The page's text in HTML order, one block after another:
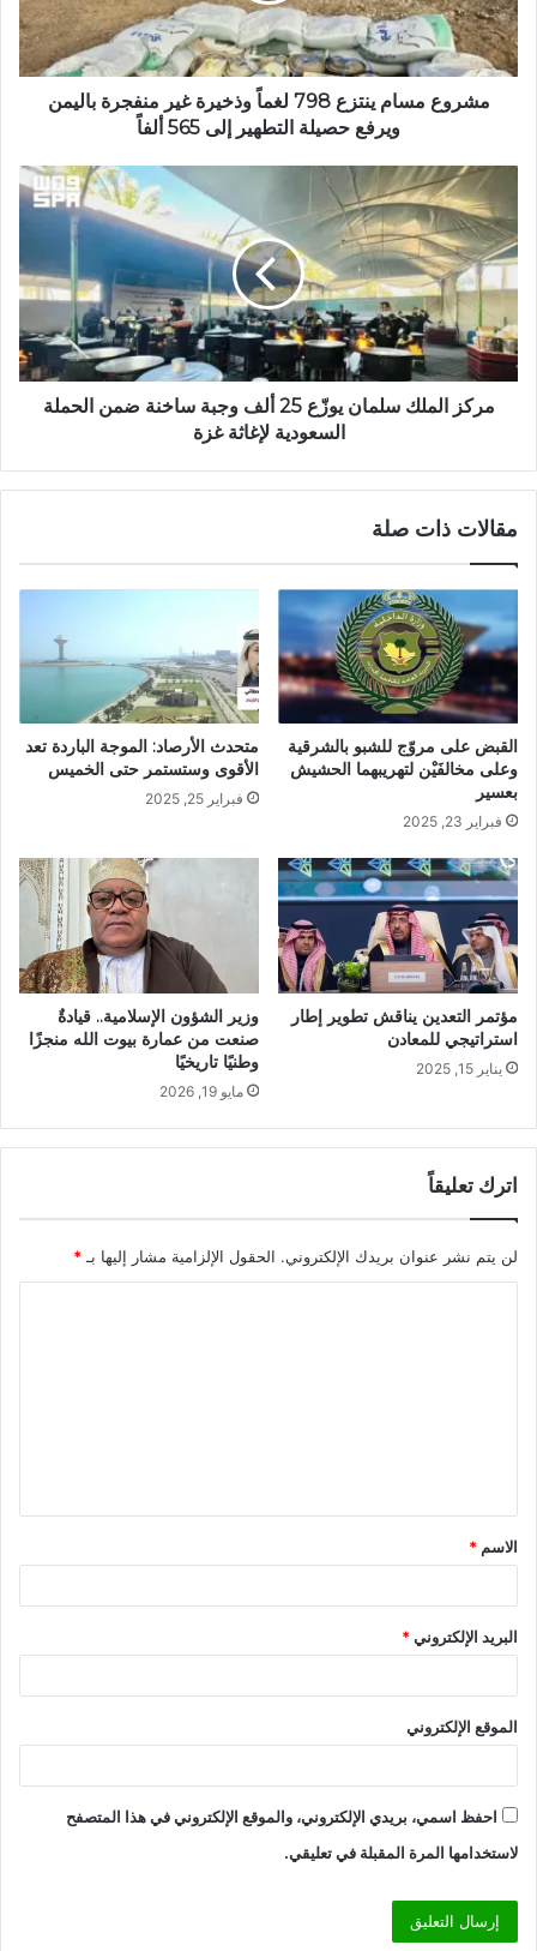
ب
مشروع مسام ينتزع 798 لغماً وذخيرة غير منفجرة باليمن
ويرفع حصيلة التطهير إلى 565 ألفاً
مركز الملك سلمان يوزّع 25 ألف وجبة ساخنة ضمن الحملة
السعودية لإغاثة غزة
مقالات ذات صلة
القبض على مروّج للشبو بالشرقية
وعلى مخالفَيْن لتهريبهما الحشيش
بعسير
فبراير 23, 2025
متحدث الأرصاد: الموجة الباردة تعد
الأقوى وستستمر حتى الخميس
فبراير 25, 2025
مؤتمر التعدين يناقش تطوير إطار
استراتيجي للمعادن
يناير 15, 2025
وزير الشؤون الإسلامية.. قيادةٌ
صنعت من عمارة بيوت الله منجزًا
وطنيًا تاريخيًا
مايو 19, 2026
اترك تعليقاً
لن يتم نشر عنوان بريدك الإلكتروني. الحقول الإلزامية مشار إليها بـ *
ق
*
الاسم *
البريد الإلكتروني*
الموقع الإلكتروني
احفظ اسمي، بريدي الإلكتروني، والموقع الإلكتروني في هذا المتصفح
لاستخدامها المرة المقبلة في تعليقي.